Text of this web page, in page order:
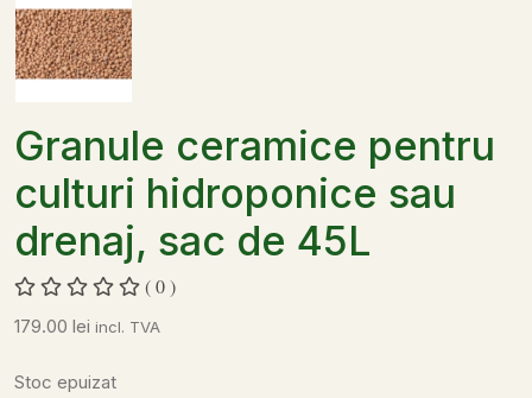
Granule ceramice pentru
culturi hidroponice sau
drenaj, sac de 45L
( 0 )
179.00 lei incl. TVA
Stoc epuizat